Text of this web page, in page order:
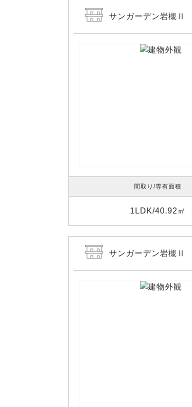
サンガーデン岩槻Ⅱ
間取り 専有面積
1LDK 40.92㎡
サンガーデン岩槻Ⅱ